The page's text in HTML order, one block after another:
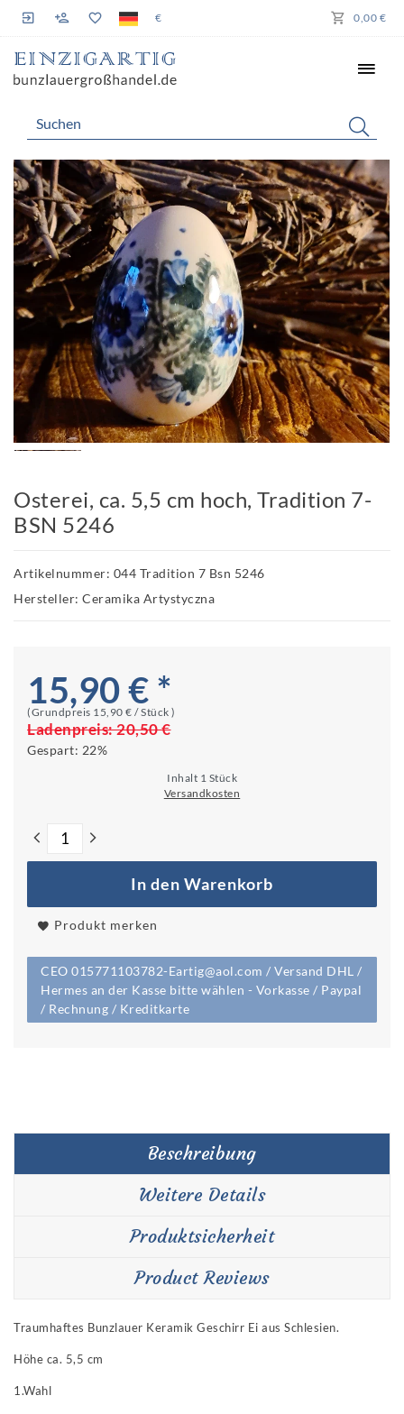
€ 0,00 €
Osterei, ca. 5,5 cm hoch, Tradition 7-
BSN 5246
Artikelnummer: 044 Tradition 7 Bsn 5246
Hersteller: Ceramika Artystyczna
15,90 € *
(Grundpreis 15,90 € / Stück )
Ladenpreis:20,50 €
Gespart: 22%
Inhalt 1 Stück
Versandkosten
In den Warenkorb
Produkt merken
CEO 015771103782-Eartig@aol.com / Versand DHL /
Hermes an der Kasse bitte wählen - Vorkasse / Paypal
/ Rechnung / Kreditkarte
Beschreibung
Weitere Details
Produktsicherheit
Product Reviews
Traumhaftes Bunzlauer Keramik Geschirr Ei aus Schlesien.
Höhe ca. 5,5 cm
1.Wahl